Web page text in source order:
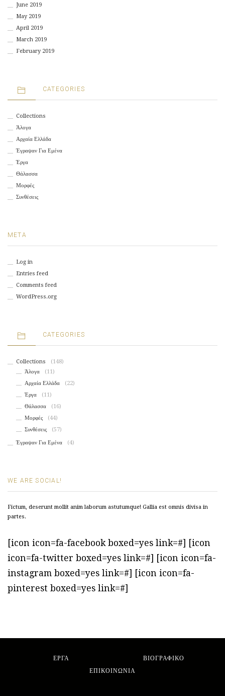
June 2019
May 2019
April 2019
March 2019
February 2019
CATEGORIES
Collections
Άλογα
Αρχαία Ελλάδα
Έγραψαν Για Εμένα
Έργα
Θάλασσα
Μορφές
Συνθέσεις
META
Log in
Entries feed
Comments feed
WordPress.org
CATEGORIES
Collections
(148)
Άλογα
(11)
Αρχαία Ελλάδα
(22)
Έργα
(11)
Θάλασσα
(16)
Μορφές
(44)
Συνθέσεις
(57)
Έγραψαν Για Εμένα (4)
WE ARE SOCIAL!
Fictum, deserunt mollit anim laborum astutumque! Gallia est omnis divisa in
partes.
[icon icon=fa-facebook boxed=yes link=#] [icon
icon=fa-twitter boxed=yes link=#] [icon icon=fa-
instagram boxed=yes link=#] [icon icon=fa-
pinterest boxed=yes link=#]
ΕΡΓΑ
ΒΙΟΓΡΑΦΙΚΟ
ΕΠΙΚΟΙΝΩΝΙΑ